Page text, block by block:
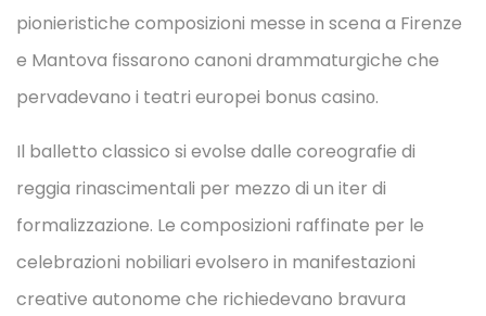
pionieristiche composizioni messe in scena a Firenze
e Mantova fissarono canoni drammaturgiche che
pervadevano i teatri europei bonus casinо.
Il balletto classico si evolse dalle coreografie di
reggia rinascimentali per mezzo di un iter di
formalizzazione. Le composizioni raffinate per le
celebrazioni nobiliari evolsero in manifestazioni
creative autonome che richiedevano bravura